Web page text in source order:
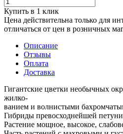
Купить в 1 клик
Цена действительна только для
отличаться от цен в розничных
Описание
Отзывы
Оплата
Доставка
Гигантские цветки необычных
жилко-
ванием и волнистыми
Гибриды превосходнейшей
Растение мощное, высокое,